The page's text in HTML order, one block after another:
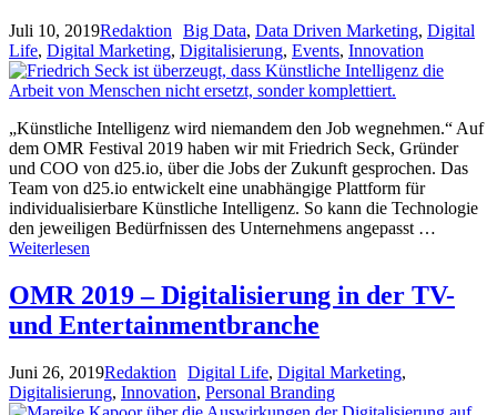
Juli 10, 2019Redaktion Big Data, Data Driven Marketing, Digital
Life, Digital Marketing, Digitalisierung, Events, Innovation
„Künstliche Intelligenz wird niemandem den Job wegnehmen.“ Auf
dem OMR Festival 2019 haben wir mit Friedrich Seck, Gründer
und COO von d25.io, über die Jobs der Zukunft gesprochen. Das
Team von d25.io entwickelt eine unabhängige Plattform für
individualisierbare Künstliche Intelligenz. So kann die Technologie
den jeweiligen Bedürfnissen des Unternehmens angepasst …
Weiterlesen
OMR 2019 – Digitalisierung in der TV-
und Entertainmentbranche
Juni 26, 2019Redaktion Digital Life, Digital Marketing,
Digitalisierung, Innovation, Personal Branding